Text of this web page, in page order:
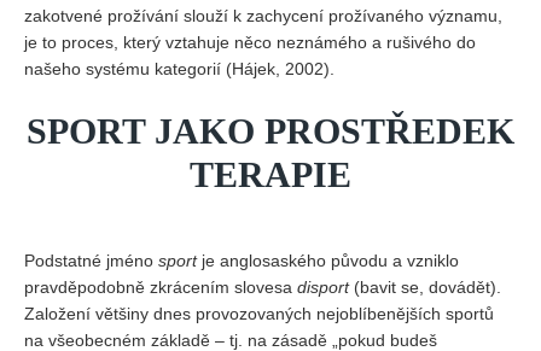
zakotvené prožívání slouží k zachycení prožívaného významu,
je to proces, který vztahuje něco neznámého a rušivého do
našeho systému kategorií (Hájek, 2002).
SPORT JAKO PROSTŘEDEK
TERAPIE
Podstatné jméno sportje anglosaského původu a vzniklo
pravděpodobně zkrácením slovesa disport(bavit se, dovádět).
Založení většiny dnes provozovaných nejoblíbenějších sportů
na všeobecném základě – tj. na zásadě „pokud budeš